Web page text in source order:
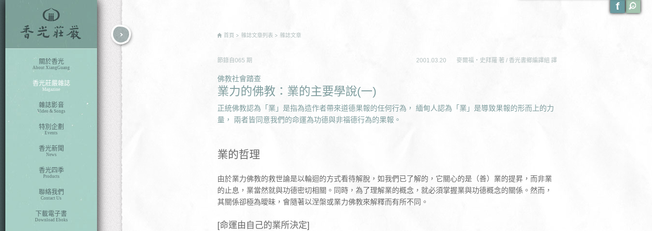
關於香光
About XiangGuang
香光莊嚴雜誌
Magazine
雜誌影音
Video & Songs
特別企劃
Events
香光新聞
News
香光四季
Products
聯絡我們
Contact Us
下載電子書
Download Eboks
首頁 雜誌文章列表 雜誌文章
節錄自 065 期 2001.03.20 麥爾福‧史拜羅 著 / 香光書鄉編譯組 譯
佛教社會踏查
業力的佛教：業的主要學說(一)
正統佛教認為「業」是指為造作者帶來道德果報的任何行為， 緬甸人認為「業」是導致果報的形而上的力
量， 兩者皆同意我們的命運為功德與非福德行為的果報。
業的哲理
由於業力佛教的救世論是以輪迴的方式看待解脫，如我們已了解的，它關心的是（善）業的提昇，而非業
的止息，業當然就與功德密切相關。同時，為了理解業的概念，就必須掌握業與功德概念的關係。然而，
其關係卻極為曖昧，會隨著以涅槃或業力佛教來解釋而有所不同。
[命運由自己的業所決定]